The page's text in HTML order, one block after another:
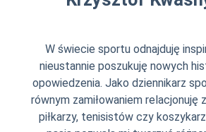
W świecie sportu odnajduję
nieustannie poszukuję nowych
opowiedzenia. Jako dziennikarz
równym zamiłowaniem relacjonuję
piłkarzy, tenisistów czy